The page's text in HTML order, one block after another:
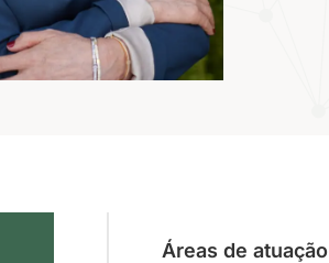
Áreas de atuação